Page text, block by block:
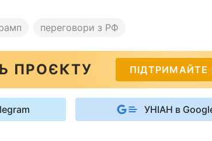
переговори з РФ
ПРОЄКТУ ПІДТРИМАЙТЕ
УНІАН в